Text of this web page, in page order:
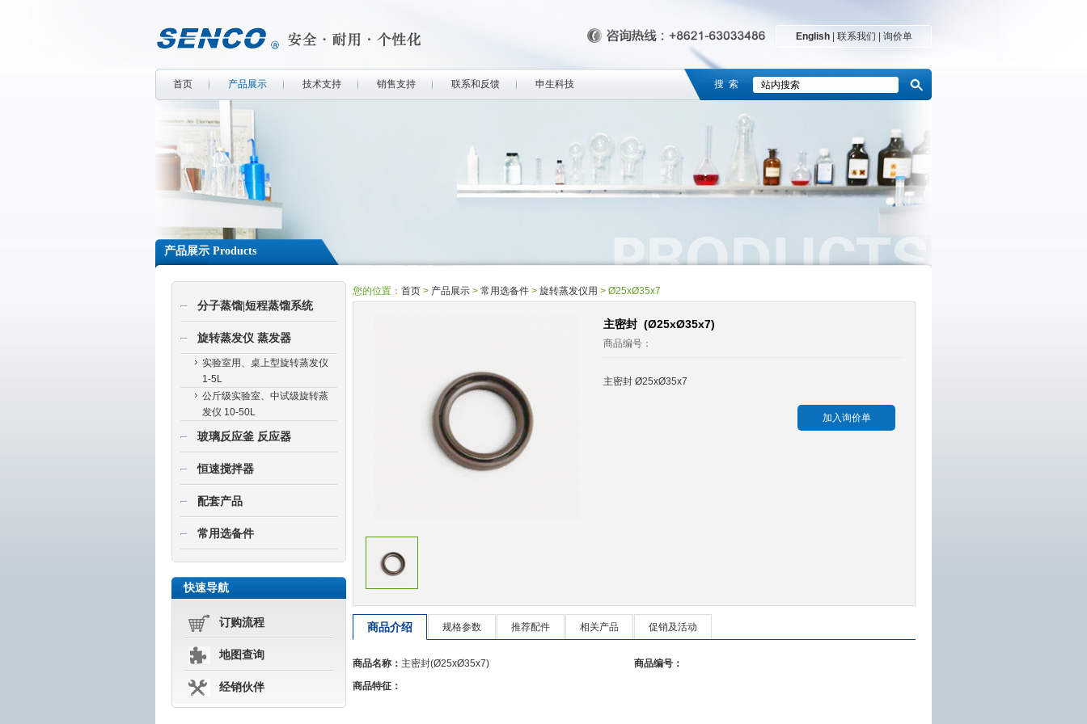
English| 联系我们 询价单
首页 产品展示 技术支持 销售支持 联系和反馈 申生科技 搜 索
产品展示 Products
分子蒸馏|短程蒸馏系统
旋转蒸发仪 蒸发器
实验室用、桌上型旋转蒸发仪
1-5L
公斤级实验室、中试级旋转蒸
发仪 10-50L
玻璃反应釜 反应器
恒速搅拌器
配套产品
常用选备件
快速导航
订购流程
地图查询
经销伙伴
您的位置： 首页 > 产品展示 > 常用选备件 > 旋转蒸发仪用 > Ø25xØ35x7
主密封 (Ø25xØ35x7)
商品编号：
主密封 Ø25xØ35x7
商品介绍 规格参数 推荐配件 相关产品 促销及活动
商品名称： 主密封(Ø25xØ35x7)
商品编号：
商品特征：